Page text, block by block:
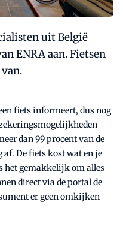
uit België
ENRA aan. Fietsen
fiets informeert, dus nog
dan 99 procent van de
De fiets kost wat en je
het gemakkelijk om alles
direct via de portal de
er geen omkijken